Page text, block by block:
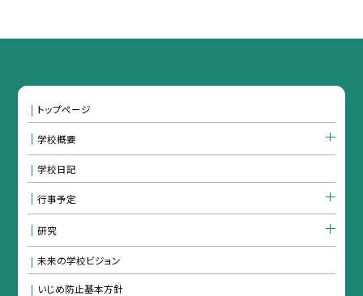
トップページ
学校概要
学校日記
行事予定
研究
未来の学校ビジョン
いじめ防止基本方針